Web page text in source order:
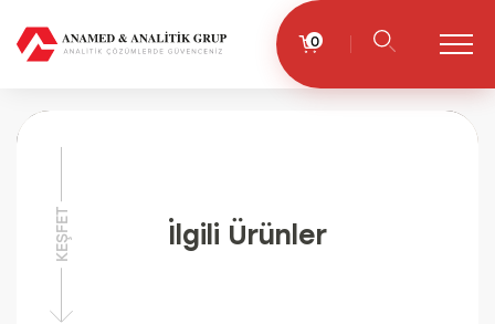
0
İlgili Ürünler
KEŞFET